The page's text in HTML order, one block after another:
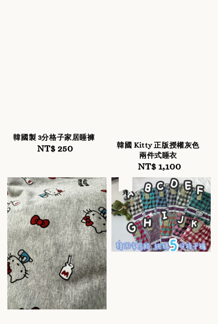
韓國製 3分格子家居睡褲
Regular
NT$ 250
韓國 Kitty 正版授權灰色
兩件式睡衣
Regular
price
NT$ 1,100